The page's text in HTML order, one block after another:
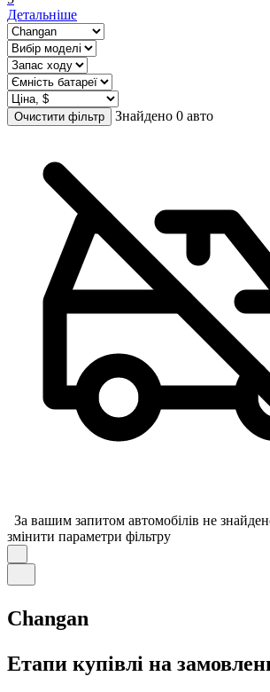
Детальніше
Очистити фільтр Знайдено 0 авто
За вашим запитом автомобілів не
змінити параметри фільтру
Changan
Етапи купівлі на